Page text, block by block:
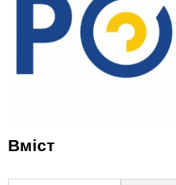
Вміст